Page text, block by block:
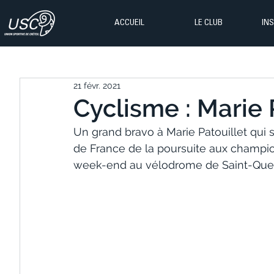
ACCUEIL LE CLUB
Cyclisme :
21 févr. 2021
Un grand bravo à Marie Patouillet
de France de la poursuite aux
week-end au vélodrome de Saint-